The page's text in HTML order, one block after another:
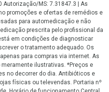
Autorização/MS: 7.31847.3 | As
promoções e ofertas de remédios e
para automedicação e não
prescrita pelo profissional da
em condições de diagnosticar
o tratamento adequado. Os
para compras via internet. As
ilustrativas. *Preços e
no decorrer do dia. Antibióticos e
físicas ou televendas. Portaria nº